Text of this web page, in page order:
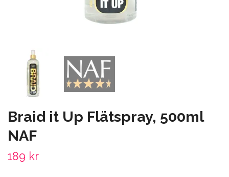
Braid it Up Flätspray, 500ml
NAF
189 kr